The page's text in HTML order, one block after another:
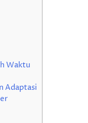
Waktu
Adaptasi